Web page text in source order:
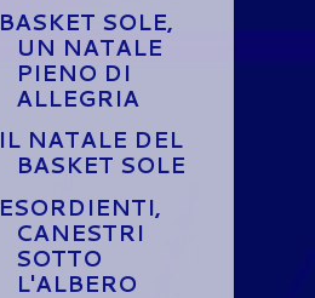
BASKET SOLE,
UN NATALE
PIENO DI
ALLEGRIA
IL NATALE DEL
BASKET SOLE
ESORDIENTI,
CANESTRI
SOTTO
L'ALBERO